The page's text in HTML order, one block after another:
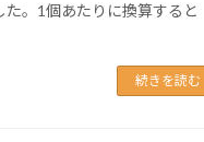
。1個あたりに換算すると
続きを読む